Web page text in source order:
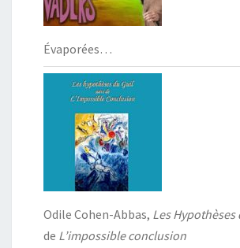
Évaporées…
Odile Cohen-Abbas, Les Hypothèses
de L’impossible conclusion